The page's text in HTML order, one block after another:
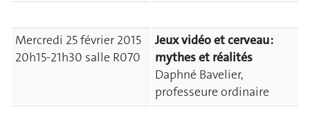
Mercredi 25 février 2015
20h15-21h30 salle R070
Jeux vidéo et cerveau :
mythes et réalités
Daphné Bavelier,
professeure ordinaire